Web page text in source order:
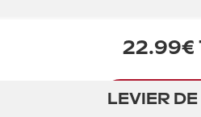
LEVIER
22.99€